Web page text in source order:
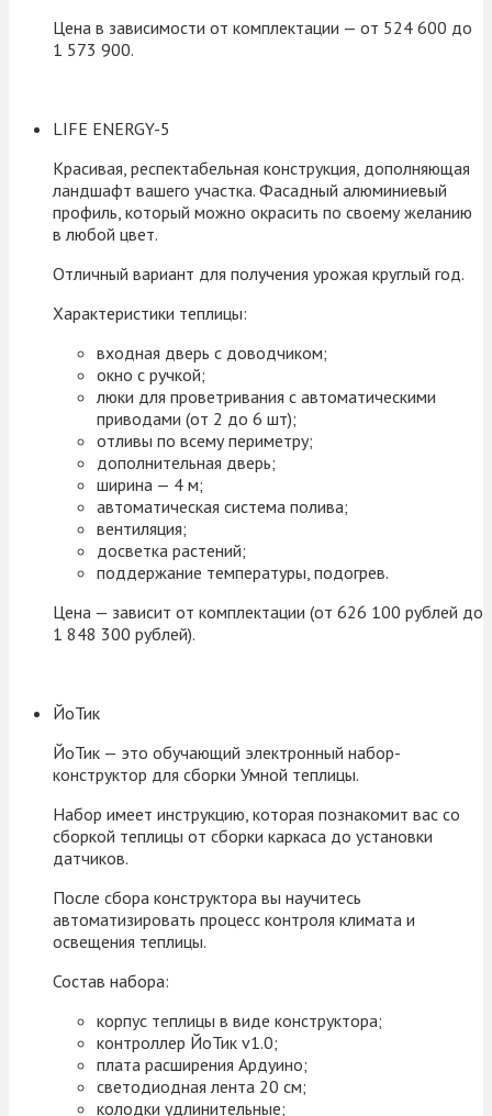
Цена в зависимости от комплектации — от 524 600 до
1 573 900.
LIFE ENERGY-5
Красивая, респектабельная конструкция, дополняющая
ландшафт вашего участка. Фасадный алюминиевый
профиль, который можно окрасить по своему желанию
в любой цвет.
Отличный вариант для получения урожая круглый год.
Характеристики теплицы:
входная дверь с доводчиком;
окно с ручкой;
люки для проветривания с автоматическими
приводами (от 2 до 6 шт);
отливы по всему периметру;
дополнительная дверь;
ширина — 4 м;
автоматическая система полива;
вентиляция;
досветка растений;
поддержание температуры, подогрев.
Цена — зависит от комплектации (от 626 100 рублей до
1 848 300 рублей).
ЙоТик
ЙоТик — это обучающий электронный набор-
конструктор для сборки Умной теплицы.
Набор имеет инструкцию, которая познакомит вас со
сборкой теплицы от сборки каркаса до установки
датчиков.
После сбора конструктора вы научитесь
автоматизировать процесс контроля климата и
освещения теплицы.
Состав набора:
корпус теплицы в виде конструктора;
контроллер ЙоТик v1.0;
плата расширения Ардуино;
светодиодная лента 20 см;
колодки удлинительные;